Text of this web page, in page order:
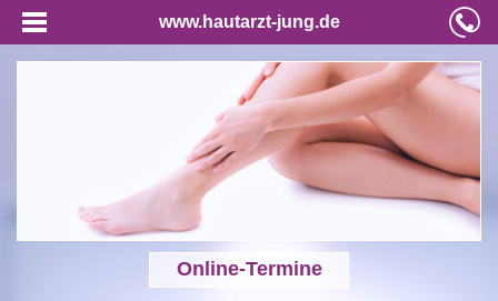
www.hautarzt-jung.de
Online-Termine